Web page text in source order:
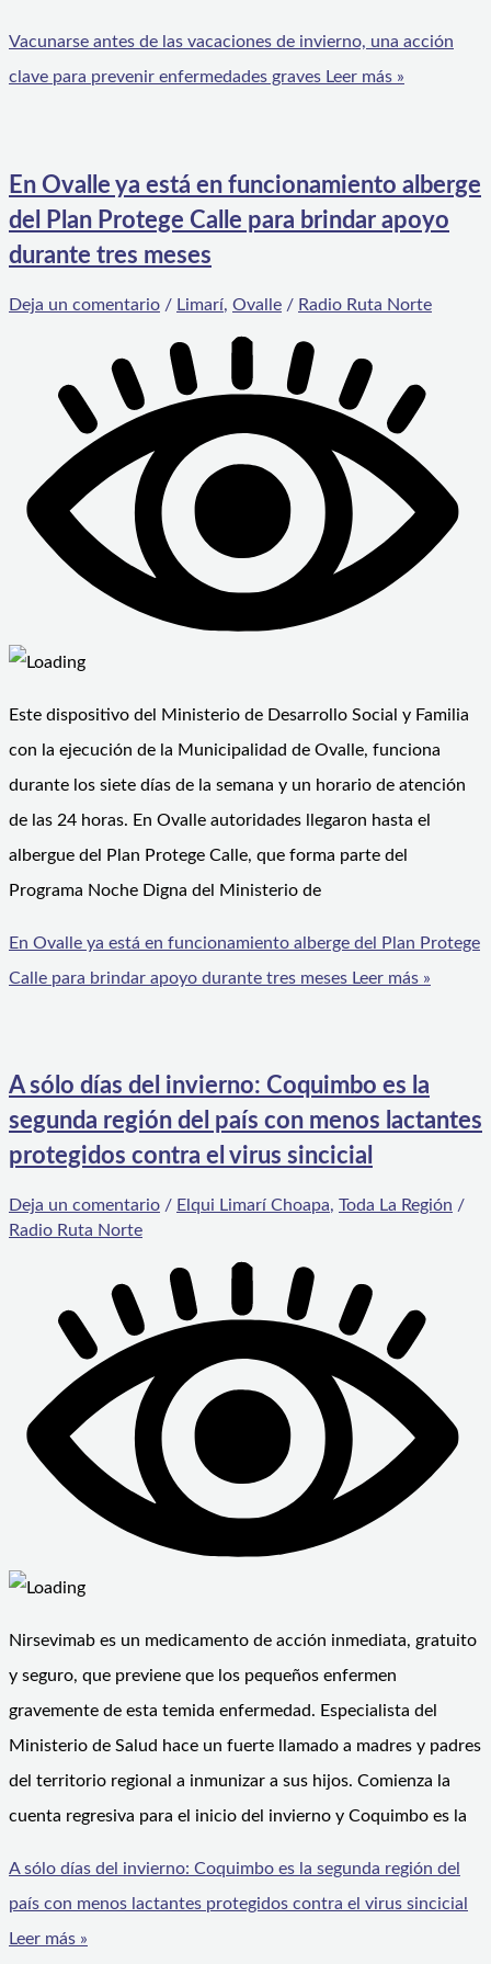
Vacunarse antes de las vacaciones de invierno, una acción
clave para prevenir enfermedades graves Leer más »
En Ovalle ya está en funcionamiento alberge
del Plan Protege Calle para brindar apoyo
durante tres meses
Deja un comentario / Limarí, Ovalle / Radio Ruta Norte
Este dispositivo del Ministerio de Desarrollo Social y Familia
con la ejecución de la Municipalidad de Ovalle, funciona
durante los siete días de la semana y un horario de atención
de las 24 horas. En Ovalle autoridades llegaron hasta el
albergue del Plan Protege Calle, que forma parte del
Programa Noche Digna del Ministerio de
En Ovalle ya está en funcionamiento alberge del Plan Protege
Calle para brindar apoyo durante tres meses Leer más »
A sólo días del invierno: Coquimbo es la
segunda región del país con menos lactantes
protegidos contra el virus sincicial
Deja un comentario / Elqui Limarí Choapa, Toda La Región /
Radio Ruta Norte
Nirsevimab es un medicamento de acción inmediata, gratuito
y seguro, que previene que los pequeños enfermen
gravemente de esta temida enfermedad. Especialista del
Ministerio de Salud hace un fuerte llamado a madres y padres
del territorio regional a inmunizar a sus hijos. Comienza la
cuenta regresiva para el inicio del invierno y Coquimbo es la
A sólo días del invierno: Coquimbo es la segunda región del
país con menos lactantes protegidos contra el virus sincicial
Leer más »